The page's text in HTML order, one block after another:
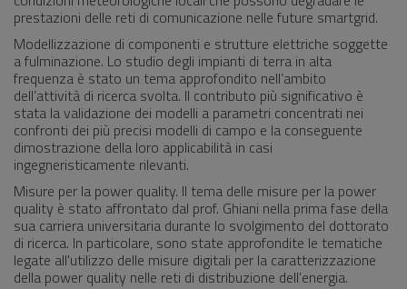
prestazioni delle reti di comunicazione nelle future smartgrid.
Modellizzazione di componenti e strutture elettriche soggette
a fulminazione. Lo studio degli impianti di terra in alta
frequenza è stato un tema approfondito nell’ambito
dell’attività di ricerca svolta. Il contributo più significativo è
stata la validazione dei modelli a parametri concentrati nei
confronti dei più precisi modelli di campo e la conseguente
dimostrazione della loro applicabilità in casi
ingegneristicamente rilevanti.
Misure per la power quality. Il tema delle misure per la power
quality è stato affrontato dal prof. Ghiani nella prima fase della
sua carriera universitaria durante lo svolgimento del dottorato
di ricerca. In particolare, sono state approfondite le tematiche
legate all'utilizzo delle misure digitali per la caratterizzazione
della power quality nelle reti di distribuzione dell’energia.